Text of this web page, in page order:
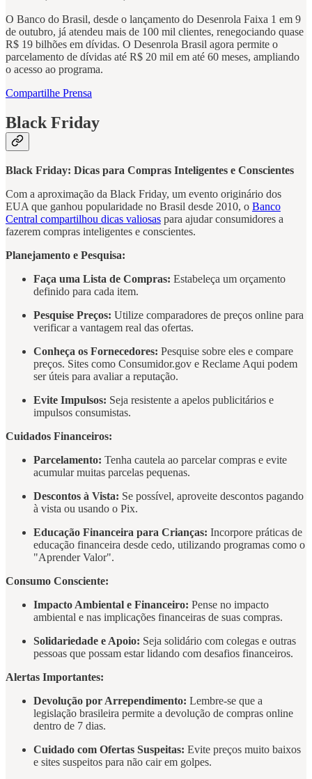
O Banco do Brasil, desde o lançamento do Desenrola Faixa 1 em 9
de outubro, já atendeu mais de 100 mil clientes, renegociando quase
R$ 19 bilhões em dívidas. O Desenrola Brasil agora permite o
parcelamento de dívidas até R$ 20 mil em até 60 meses, ampliando
o acesso ao programa.
Compartilhe Prensa
Black Friday
Black Friday: Dicas para Compras Inteligentes e Conscientes
Com a aproximação da Black Friday, um evento originário dos
EUA que ganhou popularidade no Brasil desde 2010, o Banco
Central compartilhou dicas valiosas para ajudar consumidores a
fazerem compras inteligentes e conscientes.
Planejamento e Pesquisa:
Faça uma Lista de Compras: Estabeleça um orçamento
definido para cada item.
Pesquise Preços: Utilize comparadores de preços online para
verificar a vantagem real das ofertas.
Conheça os Fornecedores: Pesquise sobre eles e compare
preços. Sites como Consumidor.gov e Reclame Aqui podem
ser úteis para avaliar a reputação.
Evite Impulsos: Seja resistente a apelos publicitários e
impulsos consumistas.
Cuidados Financeiros:
Parcelamento: Tenha cautela ao parcelar compras e evite
acumular muitas parcelas pequenas.
Descontos à Vista: Se possível, aproveite descontos pagando
à vista ou usando o Pix.
Educação Financeira para Crianças: Incorpore práticas de
educação financeira desde cedo, utilizando programas como o
"Aprender Valor".
Consumo Consciente:
Impacto Ambiental e Financeiro: Pense no impacto
ambiental e nas implicações financeiras de suas compras.
Solidariedade e Apoio: Seja solidário com colegas e outras
pessoas que possam estar lidando com desafios financeiros.
Alertas Importantes:
Devolução por Arrependimento: Lembre-se que a
legislação brasileira permite a devolução de compras online
dentro de 7 dias.
Cuidado com Ofertas Suspeitas: Evite preços muito baixos
e sites suspeitos para não cair em golpes.